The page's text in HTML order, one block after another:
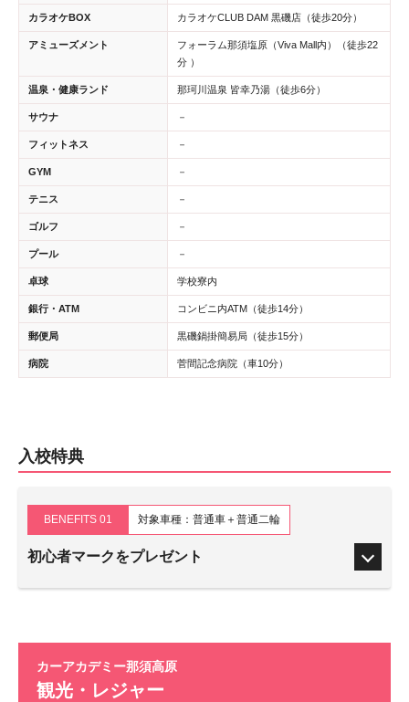
カラオケBOX カラオケCLUB DAM 黒磯店（徒歩20分）
アミューズメント
フォーラム那須塩原（Viva Mall内）（徒歩22
分 ）
温泉・健康ランド 那珂川温泉 皆幸乃湯（徒歩6分）
サウナ －
フィットネス －
GYM －
テニス －
ゴルフ －
プール －
卓球 学校寮内
銀行・ATM コンビニ内ATM（徒歩14分）
郵便局 黒磯鍋掛簡易局（徒歩15分）
病院 菅間記念病院（車10分）
入校特典
BENEFITS 01 対象車種：普通車＋普通二輪
初心者マークをプレゼント
カーアカデミー那須高原
観光・レジャー